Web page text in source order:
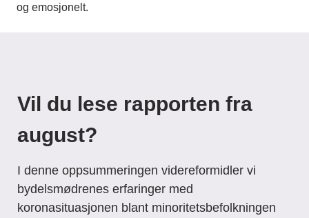
og emosjonelt.
Vil du lese rapporten fra
august?
I denne oppsummeringen videreformidler vi
bydelsmødrenes erfaringer med
koronasituasjonen blant minoritetsbefolkningen